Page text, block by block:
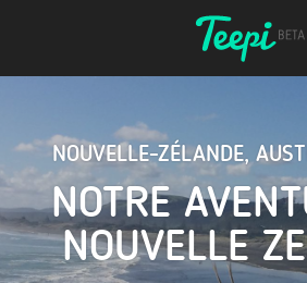
NOUVELLE-ZÉLANDE,
NOTRE
NOUVELLE